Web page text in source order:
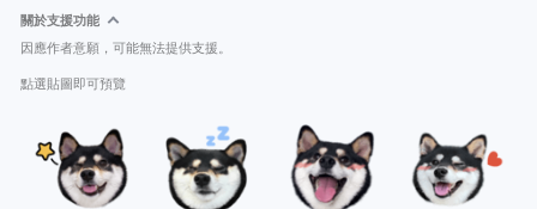
關於支援功能
因應作者意願，可能無法提供支援。
點選貼圖即可預覽